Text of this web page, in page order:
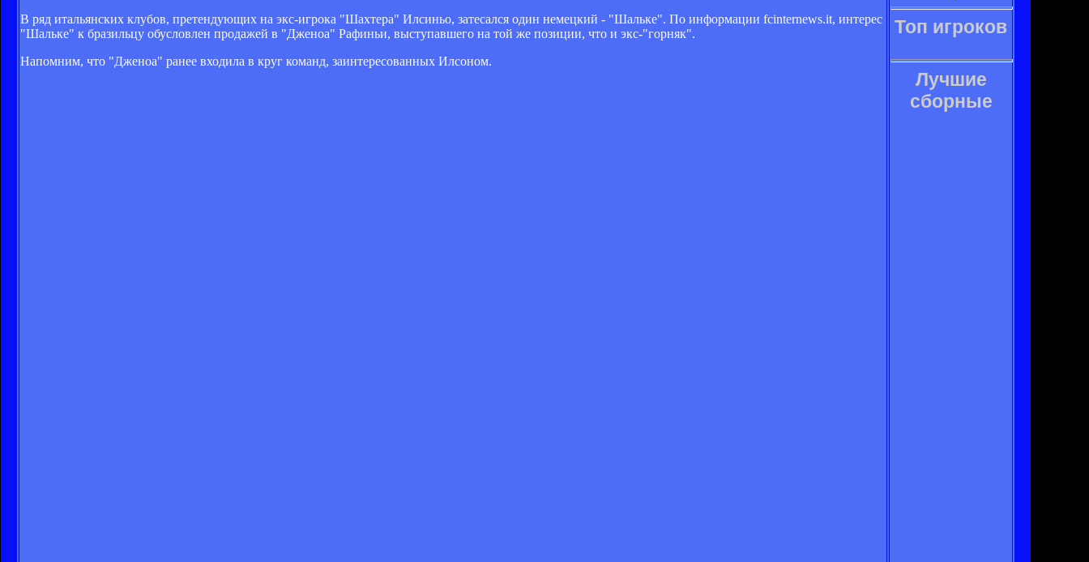
В ряд итальянских клубов, претендующих на экс-игрока "Шахтера" Илсиньо, затесался один немецкий - "Шальке". По информации fcinternews.it, интерес
"Шальке" к бразильцу обусловлен продажей в "Дженоа" Рафиньи, выступавшего на той же позиции, что и экс-"горняк".
Напомним, что "Дженоа" ранее входила в круг команд, заинтересованных Илсоном.
Топ игроков
Лучшие
сборные